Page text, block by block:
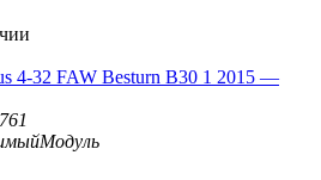
4-32 FAW Besturn B30 1 2015 —